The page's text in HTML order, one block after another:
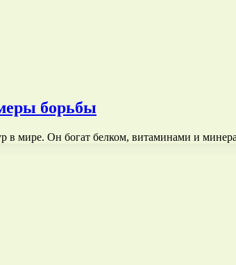
борьбы
в мире. Он богат белком, витаминами и